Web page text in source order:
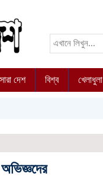
সারা দেশ বিশ্ব খেলাধুলা